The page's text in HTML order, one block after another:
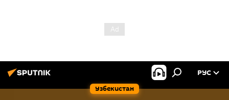
Узбекистан
РУС